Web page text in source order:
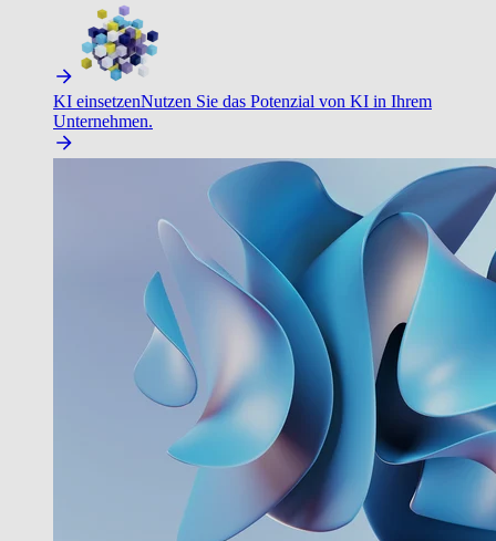
KI einsetzenNutzen Sie das Potenzial von KI in Ihrem
Unternehmen.